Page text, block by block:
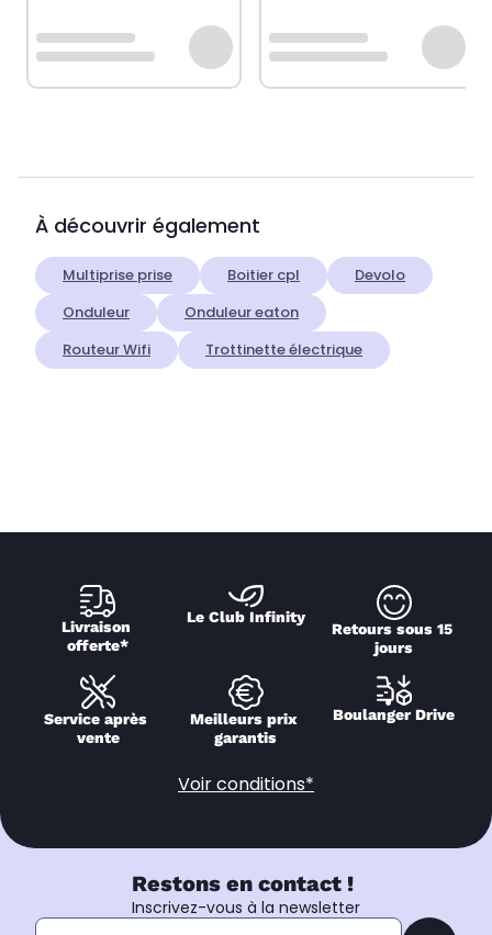
À découvrir également
Multiprise prise Boitier cpl
Devolo
Onduleur
Onduleur eaton
Routeur Wifi
Trottinette électrique
Livraison
offerte*
Le Club Infinity
Retours sous 15
jours
Service après
vente
Meilleurs prix
garantis
Boulanger Drive
Voir conditions*
Restons en contact !
Inscrivez-vous à la newsletter